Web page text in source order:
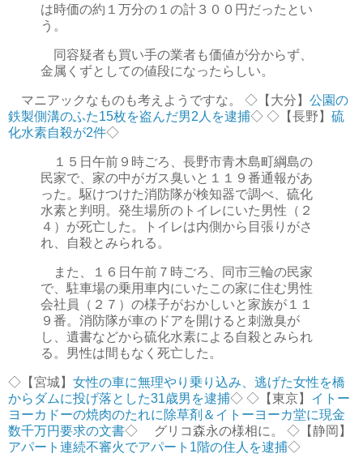
は時価の約１万分の１の計３００円だったとい
う。
同容疑者も買い手の業者も価値が分からず、
金属くずとしての値段になったらしい。
マニアックなものも考えようですな。 ◇【大分】 公園の
鉄製側溝のふた15枚を盗んだ男2人を逮捕◇ ◇【長野】 硫
化水素自殺が2件◇
１５日午前９時ごろ、長野市青木島町綱島の
民家で、家の中がガス臭いと１１９番通報があ
った。駆けつけた消防隊が検知器で調べ、硫化
水素と判明。発生場所のトイレにいた男性（２
４）が死亡した。トイレは内側から目張りがさ
れ、自殺とみられる。
また、１６日午前７時ごろ、同市三輪の民家
で、駐車場の乗用車内にいたこの家に住む男性
会社員（２７）の様子がおかしいと家族が１１
９番。消防隊が車のドアを開けると刺激臭が
し、遺書などから硫化水素による自殺とみられ
る。男性は間もなく死亡した。
◇【宮城】 女性の車に無理やり乗り込み、逃げた女性を橋
からダムに投げ落とした31歳男を逮捕◇ ◇【東京】 イトー
ヨーカドーの焼肉のたれに除草剤＆イトーヨーカ堂に現金
数千万円要求の文書◇ グリコ森永の様相に。 ◇【静岡】
アパート連続不審火でアパート1階の住人を逮捕◇